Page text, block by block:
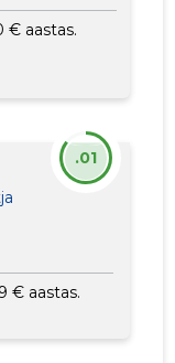
€ aastas.
€ aastas.
.01